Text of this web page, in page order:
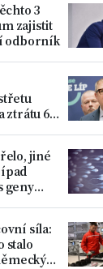
3
zajistit
odborník
ztrátu 64
jiné
geny
síla:
stalo